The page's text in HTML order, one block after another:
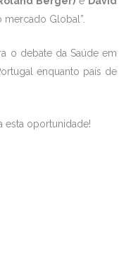
mercado Global”.
o debate da Saúde em
enquanto país de
esta oportunidade!